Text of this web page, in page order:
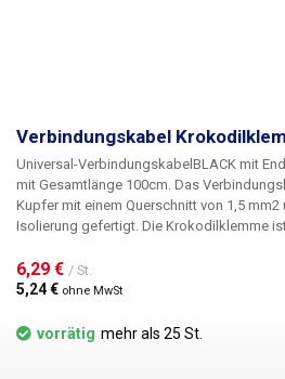
Verbindungskabel
Universal-Verbindungskabel BLACK mit
mit Gesamtlänge 100cm. Das
Kupfer mit einem Querschnitt von 1,5
Isolierung gefertigt. Die Krokodilklemme
Crimps ist das Kabel sehr flexibel und
den Anschluss von Kontakten, z. B.
Drahtes erfordern.
6,29 € / St.
5,24 € ohne MwSt
vorrätig mehr als 25 St.